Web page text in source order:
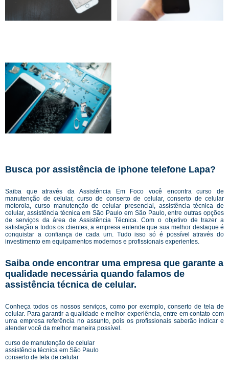
Busca por assistência de iphone telefone Lapa?
Saiba que através da Assistência Em Foco você encontra curso de
manutenção de celular, curso de conserto de celular, conserto de celular
motorola, curso manutenção de celular presencial, assistência técnica de
celular, assistência técnica em São Paulo em São Paulo, entre outras opções
de serviços da área de Assistência Técnica. Com o objetivo de trazer a
satisfação a todos os clientes, a empresa entende que sua melhor destaque é
conquistar a confiança de cada um. Tudo isso só é possível através do
investimento em equipamentos modernos e profissionais experientes.
Saiba onde encontrar uma empresa que garante a
qualidade necessária quando falamos de
assistência técnica de celular.
Conheça todos os nossos serviços, como por exemplo, conserto de tela de
celular. Para garantir a qualidade e melhor experiência, entre em contato com
uma empresa referência no assunto, pois os profissionais saberão indicar e
atender você da melhor maneira possível.
curso de manutenção de celular
assistência técnica em São Paulo
conserto de tela de celular